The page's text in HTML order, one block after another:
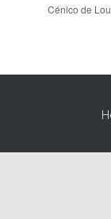
Cénico de